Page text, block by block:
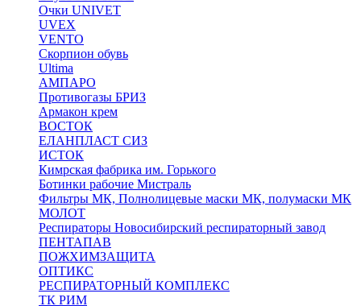
Очки UNIVET
UVEX
VENTO
Скорпион обувь
Ultima
АМПАРО
Противогазы БРИЗ
Армакон крем
ВОСТОК
ЕЛАНПЛАСТ СИЗ
ИСТОК
Кимрская фабрика им. Горького
Ботинки рабочие Мистраль
Фильтры МК, Полнолицевые маски МК, полумаски МК
МОЛОТ
Респираторы Новосибирский респираторный завод
ПЕНТАПАВ
ПОЖХИМЗАЩИТА
ОПТИКС
РЕСПИРАТОРНЫЙ КОМПЛЕКС
ТК РИМ